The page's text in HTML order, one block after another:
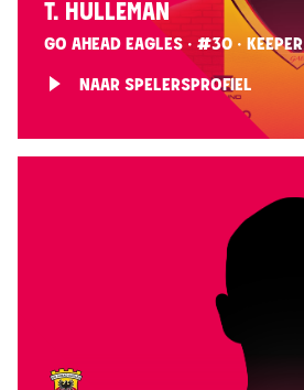
T. HULLEMAN
GO AHEAD EAGLES · #30 · KEEPER
NAAR SPELERSPROFIEL